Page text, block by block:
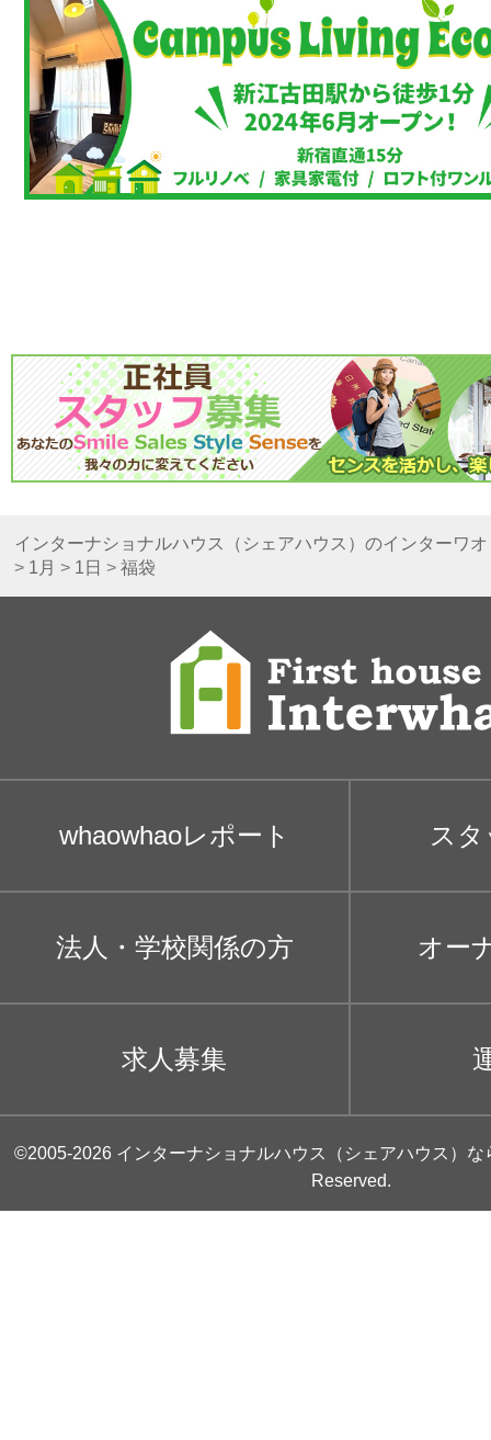
インターナショナルハウス（シェアハウス）のインターワオ
> 1月 > 1日 > 福袋
whaowhaoレポート ス
法人・学校関係の方 オー
求人募集
©2005-2026 インターナショナルハウス（シェアハウス）な
Reserved.